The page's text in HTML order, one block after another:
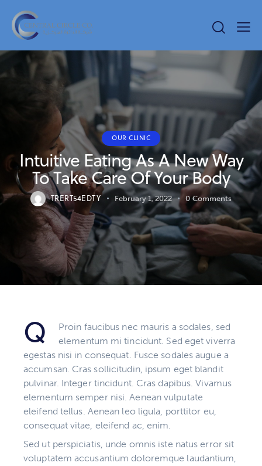
OUR CLINIC
Intuitive Eating As A New Way
To Take Care Of Your Body
TRERT54EDTY February 1, 2022 0 Comments
Q
Proin faucibus nec mauris a sodales, sed
elementum mi tincidunt. Sed eget viverra
egestas nisi in consequat. Fusce sodales augue a
accumsan. Cras sollicitudin, ipsum eget blandit
pulvinar. Integer tincidunt. Cras dapibus. Vivamus
elementum semper nisi. Aenean vulputate
eleifend tellus. Aenean leo ligula, porttitor eu,
consequat vitae, eleifend ac, enim.
Sed ut perspiciatis, unde omnis iste natus error sit
voluptatem accusantium doloremque laudantium,